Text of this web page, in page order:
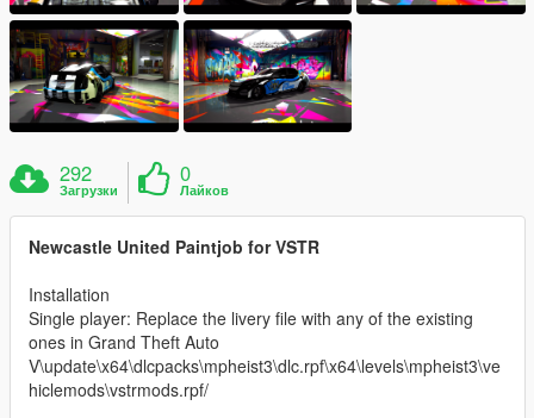
292
Загрузки
0
Лайков
Newcastle United Paintjob for VSTR
Installation
Single player: Replace the livery file with any of the existing
ones in Grand Theft Auto
V\update\x64\dlcpacks\mpheist3\dlc.rpf\x64\levels\mpheist3\ve
hiclemods\vstrmods.rpf/